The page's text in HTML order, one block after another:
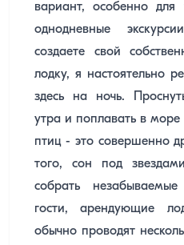
вариант, особенно
однодневные
создаете свой
лодку, я настоятельно
здесь на ночь.
утра и поплавать в
птиц - это совершенно
того, сон под
собрать
гости, арендующие
обычно проводят